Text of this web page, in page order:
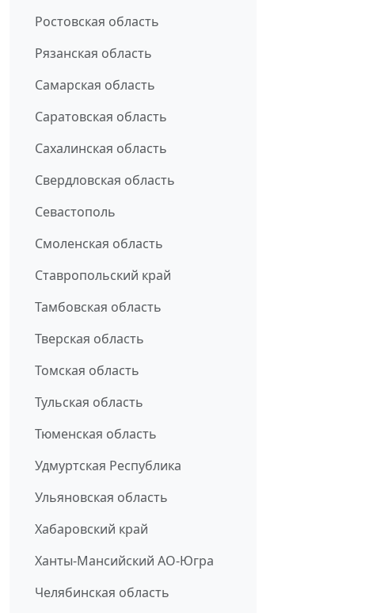
Ростовская область
Рязанская область
Самарская область
Саратовская область
Сахалинская область
Свердловская область
Севастополь
Смоленская область
Ставропольский край
Тамбовская область
Тверская область
Томская область
Тульская область
Тюменская область
Удмуртская Республика
Ульяновская область
Хабаровский край
Ханты-Мансийский АО-Югра
Челябинская область